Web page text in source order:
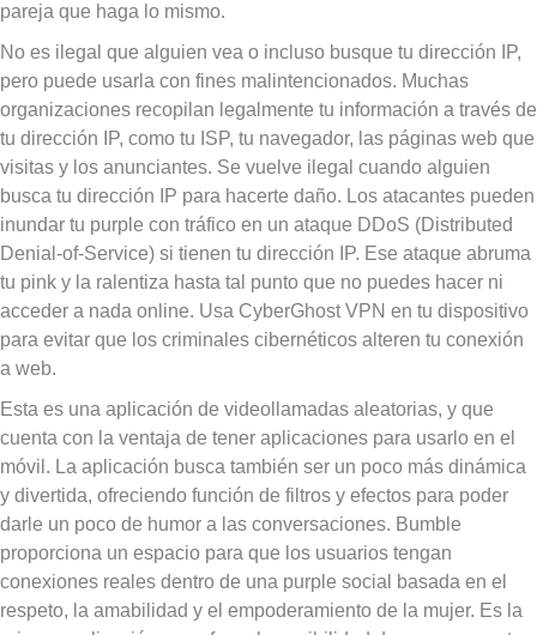
pareja que haga lo mismo.
No es ilegal que alguien vea o incluso busque tu dirección IP,
pero puede usarla con fines malintencionados. Muchas
organizaciones recopilan legalmente tu información a través de
tu dirección IP, como tu ISP, tu navegador, las páginas web que
visitas y los anunciantes. Se vuelve ilegal cuando alguien
busca tu dirección IP para hacerte daño. Los atacantes pueden
inundar tu purple con tráfico en un ataque DDoS (Distributed
Denial-of-Service) si tienen tu dirección IP. Ese ataque abruma
tu pink y la ralentiza hasta tal punto que no puedes hacer ni
acceder a nada online. Usa CyberGhost VPN en tu dispositivo
para evitar que los criminales cibernéticos alteren tu conexión
a web.
Esta es una aplicación de videollamadas aleatorias, y que
cuenta con la ventaja de tener aplicaciones para usarlo en el
móvil. La aplicación busca también ser un poco más dinámica
y divertida, ofreciendo función de filtros y efectos para poder
darle un poco de humor a las conversaciones. Bumble
proporciona un espacio para que los usuarios tengan
conexiones reales dentro de una purple social basada en el
respeto, la amabilidad y el empoderamiento de la mujer. Es la